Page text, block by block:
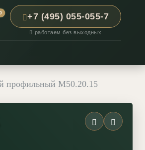
+7 (495) 055-055-7
работаем без выходных
профильный М50.20.15